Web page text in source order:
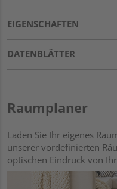
EIGENSCHAFTEN
DATENBLÄTTER
Raumplaner
Laden Sie Ihr eigenes
unserer vordefinierten
optischen Eindruck von